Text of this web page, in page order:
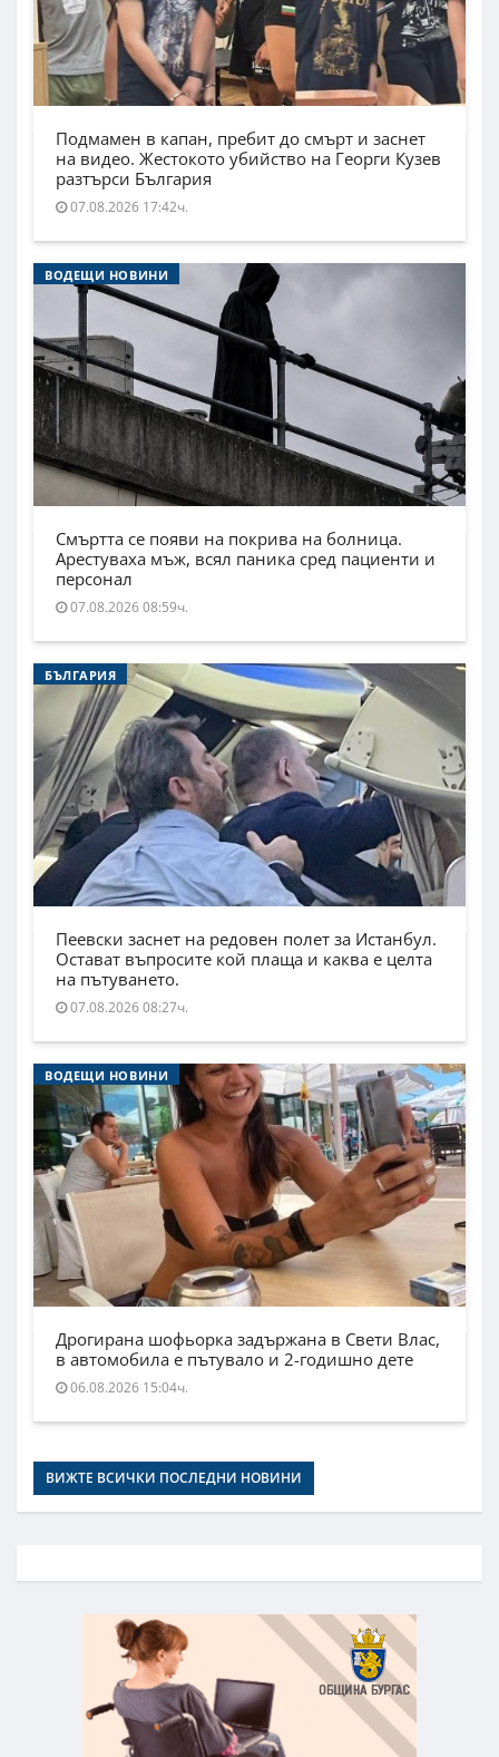
Подмамен в капан, пребит до смърт и заснет
на видео. Жестокото убийство на Георги Кузев
разтърси България
07.08.2026 17:42ч.
ВОДЕЩИ НОВИНИ
Смъртта се появи на покрива на болница.
Арестуваха мъж, всял паника сред пациенти и
персонал
07.08.2026 08:59ч.
БЪЛГАРИЯ
Пеевски заснет на редовен полет за Истанбул.
Остават въпросите кой плаща и каква е целта
на пътуването.
07.08.2026 08:27ч.
ВОДЕЩИ НОВИНИ
Дрогирана шофьорка задържана в Свети Влас,
в автомобила е пътувало и 2-годишно дете
06.08.2026 15:04ч.
ВИЖТЕ ВСИЧКИ ПОСЛЕДНИ НОВИНИ